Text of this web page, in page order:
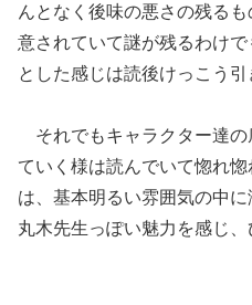
んとなく後味の悪さの残る
意されていて謎が残るわけ
とした感じは読後けっこう引
それでもキャラクター達の
ていく様は読んでいて惚れ
は、基本明るい雰囲気の中
丸木先生っぽい魅力を感じ、